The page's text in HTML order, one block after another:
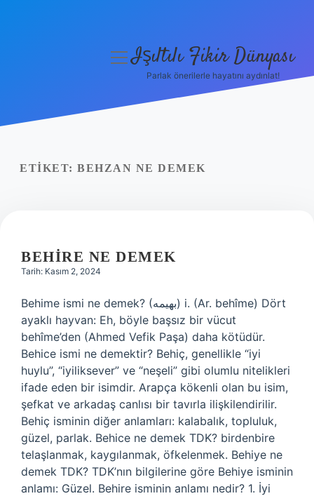
Yasal Uyarı
menüyüIşıltılı Fikir Dünyası
Parlak önerilerle hayatını aydınlat!
ETIKET: BEHZAN NE DEMEK
BEHIRE NE DEMEK
Tarih: Kasım 2, 2024
Behime ismi ne demek? (ﺑﻬﻴﻤﻪ) i. (Ar. behîme) Dört
ayaklı hayvan: Eh, böyle başsız bir vücut
behîme’den (Ahmed Vefik Paşa) daha kötüdür.
Behice ismi ne demektir? Behiç, genellikle “iyi
huylu”, “iyiliksever” ve “neşeli” gibi olumlu nitelikleri
ifade eden bir isimdir. Arapça kökenli olan bu isim,
şefkat ve arkadaş canlısı bir tavırla ilişkilendirilir.
Behiç isminin diğer anlamları: kalabalık, topluluk,
güzel, parlak. Behice ne demek TDK? birdenbire
telaşlanmak, kaygılanmak, öfkelenmek. Behiye ne
demek TDK? TDK’nın bilgilerine göre Behiye isminin
anlamı: Güzel. Behire isminin anlamı nedir? 1. İyi